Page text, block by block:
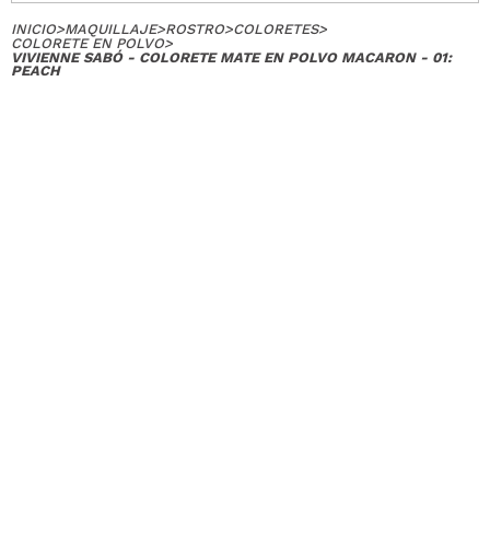
INICIO>MAQUILLAJE>ROSTRO>COLORETES>
COLORETE EN POLVO>
VIVIENNE SABÓ - COLORETE MATE EN POLVO MACARON - 01:
PEACH